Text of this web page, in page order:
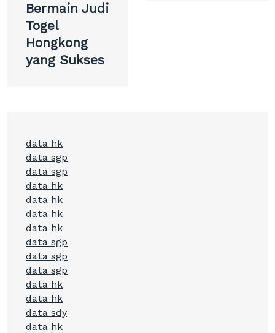
Bermain Judi
Togel
Hongkong
yang Sukses
data hk
data sgp
data sgp
data hk
data hk
data hk
data hk
data sgp
data sgp
data sgp
data hk
data hk
data sdy
data hk